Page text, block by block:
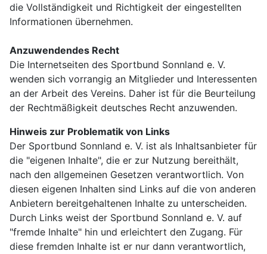
die Vollständigkeit und Richtigkeit der eingestellten
Informationen übernehmen.
Anzuwendendes Recht
Die Internetseiten des Sportbund Sonnland e. V.
wenden sich vorrangig an Mitglieder und Interessenten
an der Arbeit des Vereins. Daher ist für die Beurteilung
der Rechtmäßigkeit deutsches Recht anzuwenden.
Hinweis zur Problematik von Links
Der Sportbund Sonnland e. V. ist als Inhaltsanbieter für
die "eigenen Inhalte", die er zur Nutzung bereithält,
nach den allgemeinen Gesetzen verantwortlich. Von
diesen eigenen Inhalten sind Links auf die von anderen
Anbietern bereitgehaltenen Inhalte zu unterscheiden.
Durch Links weist der Sportbund Sonnland e. V. auf
"fremde Inhalte" hin und erleichtert den Zugang. Für
diese fremden Inhalte ist er nur dann verantwortlich,